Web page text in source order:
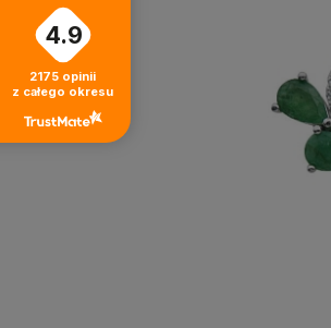
4.9
2175 opinii
z całego okresu